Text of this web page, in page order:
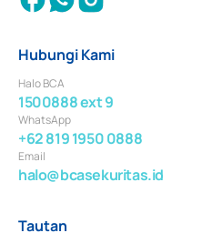
Hubungi Kami
Halo BCA
1500888 ext 9
WhatsApp
+62 819 1950 0888
Email
halo@bcasekuritas.id
Tautan